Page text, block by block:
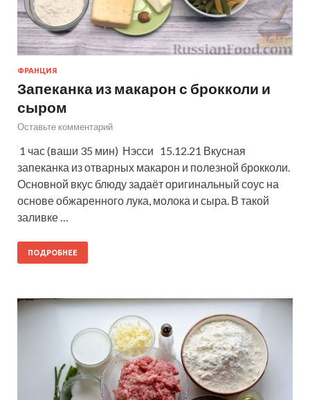
ФРАНЦИЯ
Запеканка из макарон с брокколи и
сыром
Оставьте комментарий
1 час (ваши 35 мин) Нэсси 15.12.21 Вкусная
запеканка из отварных макарон и полезной брокколи.
Основной вкус блюду задаёт оригинальный соус на
основе обжаренного лука, молока и сыра. В такой
заливке …
ПОДРОБНЕЕ